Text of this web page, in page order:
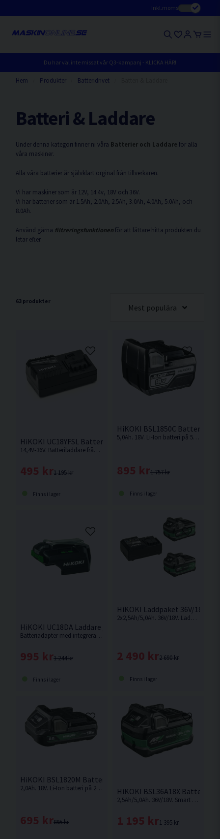
Inkl.moms
Du har väl inte missat vår Q3-kampanj - KLICKA HÄR!
Hem Produkter Batteridrivet
Batteri & Laddare
Under denna kategori finner ni våra Batterier och Laddare för alla
våra maskiner.
Alla våra batterier är självklart orginal från tillverkaren.
Vi har maskiner som är 12V, 14.4v, 18V och 36V.
Vi har batterier som är 1.5Ah, 2.0Ah, 2.5Ah, 3.0Ah, 4.0Ah, 5.0Ah, och
8.0Ah.
Använd gärna filtreringsfunktionenför att lättare hitta produkten du
letar efter.
63 produkter
Mest populära
HiKOKI UC18YFSL Batteriladdare 14,4V-36V
14,4V-36V. Batteriladdare från Hikoki.
1 195 kr
495 kr
Finns i lager
HiKOKI BSL1850C Batteri 18V
5,0Ah. 18V. Li-Ion batteri på 5,0Ah för 18V Sladdlösa Hikoki maskiner med Slide batterifäste.
1 757 kr
895 kr
Finns i lager
HiKOKI UC18DA Laddare / USB-Adapter
Batteriadapter med integrerad LED-lampa och 2st USB-C-portar för laddning av batterier och externa enheter. Levereras utan batteri.
1 244 kr
995 kr
Finns i lager
HiKOKI Laddpaket 36V/18V
2x2,5Ah/5,0Ah. 36V/18V. Laddare och smarta Multivolt-batterier som ändrar volt-nivå beroende på vilken maskin som används. Ersättaren till BSL36A18.
2 690 kr
2 490 kr
Finns i lager
HiKOKI BSL1820M Batteri 18V (2,0Ah)
2,0Ah. 18V. Li-Ion batteri på 2,0Ah för 18V Sladdlösa Hikoki maskiner med Slide batterifäste. Med batteriindikator.
895 kr
695 kr
HiKOKI BSL36A18X Batteri
2,5Ah/5,0Ah. 36V/18V. Smart Multivolt-batteri som ändrar volt-nivå beroende på vilken maskin som används.
1 395 kr
1 195 kr